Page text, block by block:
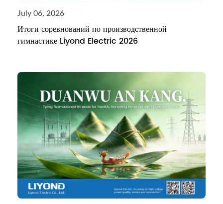
July 06, 2026
Итоги соревнований по производственной
гимнастике Liyond Electric 2026